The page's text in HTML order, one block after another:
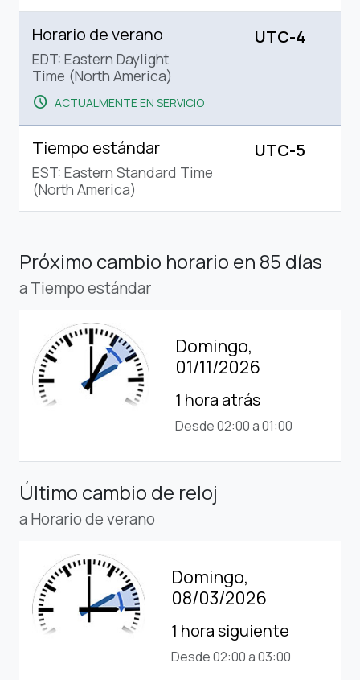
Horario de verano
EDT: Eastern Daylight
Time (North America)
schedule ACTUALMENTE EN SERVICIO
UTC-4
Tiempo estándar
EST: Eastern Standard Time
(North America)
UTC-5
Próximo cambio horario en 85 días
a Tiempo estándar
Domingo,
01/11/2026
1 hora atrás
Desde 02:00 a 01:00
Último cambio de reloj
a Horario de verano
Domingo,
08/03/2026
1 hora siguiente
Desde 02:00 a 03:00